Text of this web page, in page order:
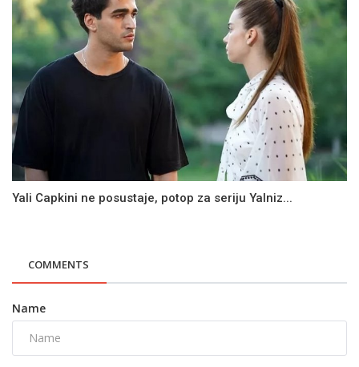
Yali Capkini ne posustaje, potop za seriju Yalniz...
COMMENTS
Name